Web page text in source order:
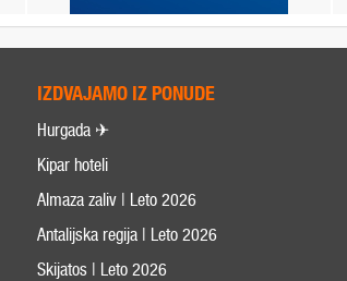
IZDVAJAMO IZ PONUDE
Hurgada ✈
Kipar hoteli
Almaza zaliv | Leto 2026
Antalijska regija | Leto 2026
Skijatos | Leto 2026